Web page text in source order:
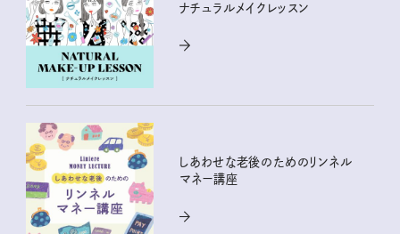
ナチュラルメイクレッスン
しあわせな老後のためのリンネル
マネー講座